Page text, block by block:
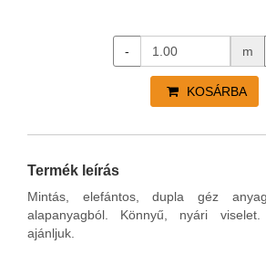
- m
KOSÁRBA
Termék leírás
Mintás, elefántos, dupla géz
alapanyagból. Könnyű, nyári
ajánljuk.